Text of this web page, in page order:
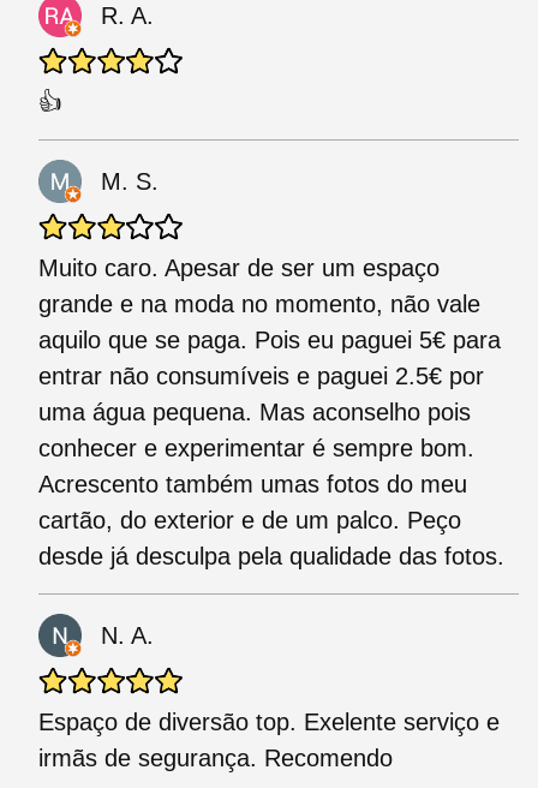
R. A.
👍
M. S.
Muito caro. Apesar de ser um espaço
grande e na moda no momento, não vale
aquilo que se paga. Pois eu paguei 5€ para
entrar não consumíveis e paguei 2.5€ por
uma água pequena. Mas aconselho pois
conhecer e experimentar é sempre bom.
Acrescento também umas fotos do meu
cartão, do exterior e de um palco. Peço
desde já desculpa pela qualidade das fotos.
N. A.
Espaço de diversão top. Exelente serviço e
irmãs de segurança. Recomendo